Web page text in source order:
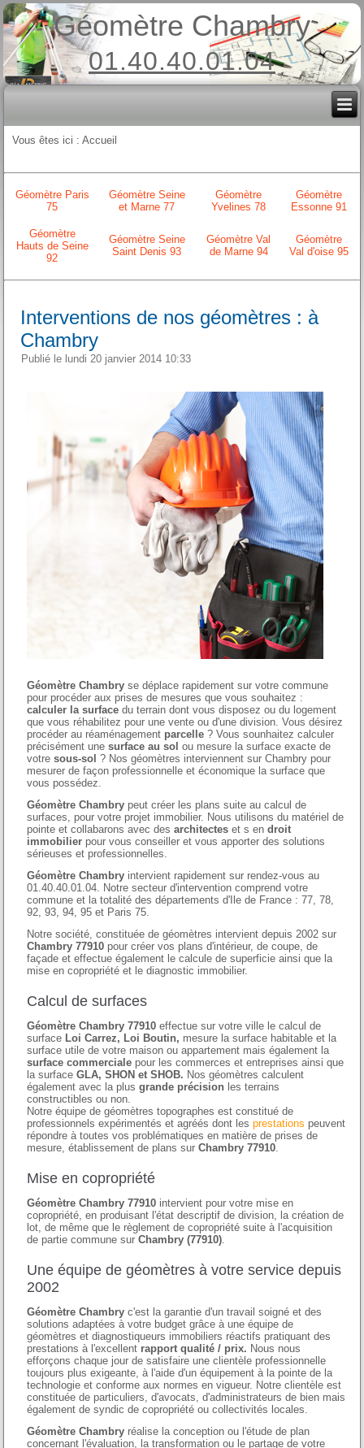
Géomètre Chambry
01.40.40.01.04
Vous êtes ici :Accueil
Géomètre Paris
75
Géomètre Seine
et Marne 77
Géomètre
Yvelines 78
Géomètre
Essonne 91
Géomètre
Hauts de Seine
92
Géomètre Seine
Saint Denis 93
Géomètre Val
de Marne 94
Géomètre
Val d'oise 95
Interventions de nos géomètres : à
Chambry
Publié le lundi 20 janvier 2014 10:33
Géomètre Chambry se déplace rapidement sur votre commune
pour procéder aux prises de mesures que vous souhaitez :
calculer la surface du terrain dont vous disposez ou du logement
que vous réhabilitez pour une vente ou d'une division. Vous désirez
procéder au réaménagement parcelle ? Vous sounhaitez calculer
précisément unesurface au sol ou mesure la surface exacte de
votresous-sol ? Nos géomètres interviennent sur Chambry pour
mesurer de façon professionnelle et économique la surface que
vous possédez.
Géomètre Chambry peut créer les plans suite au calcul de
surfaces, pour votre projet immobilier. Nous utilisons du matériel de
pointe et collabarons avec desarchitectes et s endroit
immobilier pour vous conseiller et vous apporter des solutions
sérieuses et professionnelles.
Géomètre Chambry intervient rapidement sur rendez-vous au
01.40.40.01.04. Notre secteur d'intervention comprend votre
commune et la totalité des départements d'Ile de France : 77, 78,
92, 93, 94, 95 et Paris 75.
Notre société, constituée de géomètres intervient depuis 2002 sur
Chambry 77910 pour créer vos plans d'intérieur, de coupe, de
façade et effectue également le calcule de superficie ainsi que la
mise en copropriété et le diagnostic immobilier.
Calcul de surfaces
Géomètre Chambry 77910 effectue sur votre ville le calcul de
surface Loi Carrez, Loi Boutin, mesure la surface habitable et la
surface utile de votre maison ou appartement mais également la
surface commerciale pour les commerces et entreprises ainsi que
la surfaceGLA, SHON et SHOB. Nos géomètres calculent
également avec la plusgrande précision les terrains
constructibles ou non.
Notre équipe de géomètres topographes est constitué de
professionnels expérimentés et agréés dont lesprestations peuvent
répondre à toutes vos problématiques en matière de prises de
mesure, établissement de plans surChambry 77910.
Mise en copropriété
Géomètre Chambry 77910 intervient pour votre mise en
copropriété, en produisant l'état descriptif de division, la création de
lot, de même que le règlement de copropriété suite à l'acquisition
de partie commune surChambry (77910).
Une équipe de géomètres à votre service depuis
2002
Géomètre Chambry c'est la garantie d'un travail soigné et des
solutions adaptées à votre budget grâce à une équipe de
géomètres et diagnostiqueurs immobiliers réactifs pratiquant des
prestations à l'excellent rapport qualité / prix. Nous nous
efforçons chaque jour de satisfaire une clientèle professionnelle
toujours plus exigeante, à l'aide d'un équipement à la pointe de la
technologie et conforme aux normes en vigueur. Notre clientèle est
constituée de particuliers, d'avocats, d'administrateurs de bien mais
également de syndic de copropriété ou collectivités locales.
Géomètre Chambry réalise la conception ou l'étude de plan
concernant l'évaluation, la transformation ou le partage de votre